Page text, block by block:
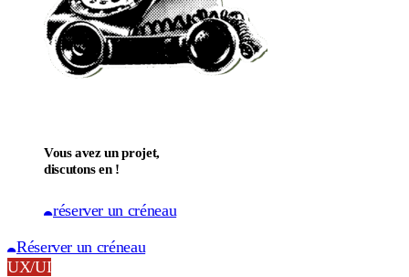
Vous avez un projet,
discutons en !
réserver un créneau
Réserver un créneau
UX/UI